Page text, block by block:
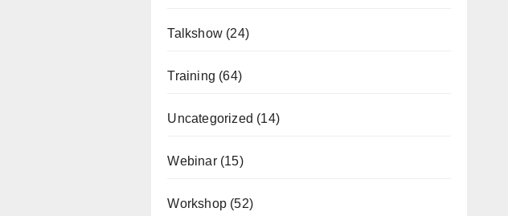
Talkshow(24)
Training (64)
Uncategorized (14)
Webinar(15)
Workshop(52)